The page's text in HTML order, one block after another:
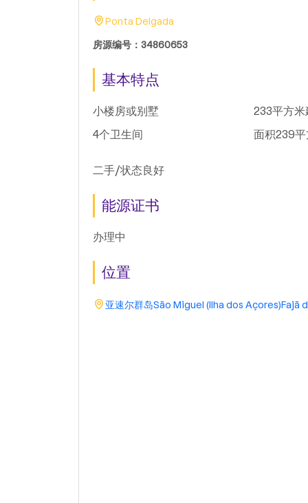
Ponta Delgada
房源编号：34860653
基本特点
小楼房或别墅 233平方米
4个卫生间
面积239平
二手/状态良好
能源证书
办理中
位置
亚速尔群岛São Miguel (Ilha dos Açores)Fajã